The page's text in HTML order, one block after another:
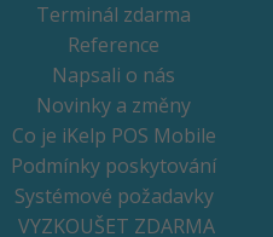
Terminál zdarma
Reference
Napsali o nás
Novinky a změny
Co je iKelp POS Mobile
Podmínky poskytování
Systémové požadavky
VYZKOUŠET ZDARMA